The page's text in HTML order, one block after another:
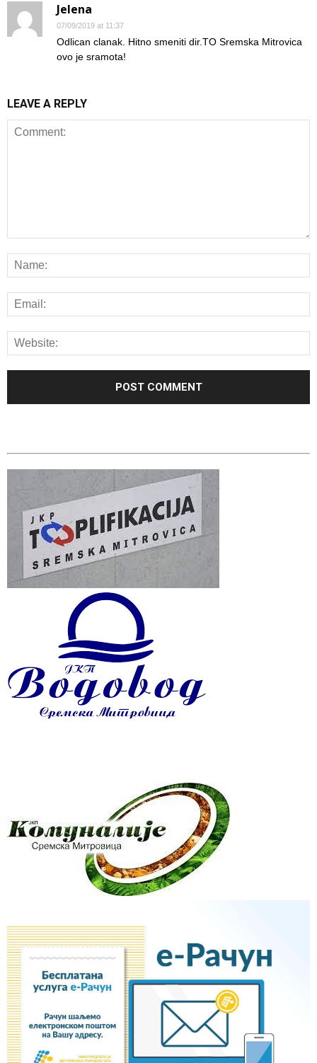
Jelena
07/09/2019 at 11:37
Odlican clanak. Hitno smeniti dir.TO Sremska Mitrovica
ovo je sramota!
LEAVE A REPLY